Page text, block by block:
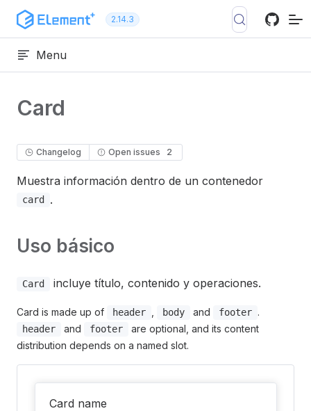
Ir al contenido 2.14.3
Menu
Card
Changelog Open issues 2
Muestra información dentro de un contenedor
card .
Uso básico
Card incluye título, contenido y operaciones.
Card is made up of header , body and footer .
header and footer
are optional, and its content
distribution depends on a named slot.
Card name